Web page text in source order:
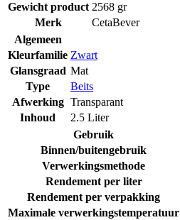
Gewicht product 2568 gr
Merk
CetaBever
Algemeen
Kleurfamilie Zwart
Glansgraad Mat
Type
Beits
Afwerking Transparant
Inhoud
2.5 Liter
Gebruik
Binnen/buitengebruik
Verwerkingsmethode
Rendement per liter
Rendement per verpakking
Maximale verwerkingstemperatuur